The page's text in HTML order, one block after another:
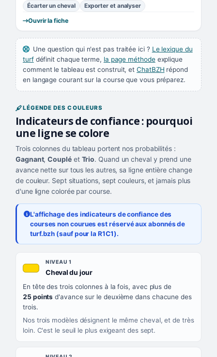
Écarter un cheval
Exporter et analyser
Ouvrir la fiche
Une question qui n'est pas traitée ici ? Le lexique du
turfdéfinit chaque terme, la page méthodeexplique
comment le tableau est construit, etChatBZH répond
en langage courant sur la course que vous préparez.
LÉGENDE DES COULEURS
Indicateurs de confiance : pourquoi
une ligne se colore
Trois colonnes du tableau portent nos probabilités :
Gagnant,Coupléet Trio. Quand un cheval y prend une
avance nette sur tous les autres, sa ligne entière change
de couleur. Sept situations, sept couleurs, et jamais plus
d'une ligne colorée par course.
L'affichage des indicateurs de confiance des
courses non courues est réservé aux abonnés de
turf.bzh (sauf pour la R1C1).
QUAND LA LIGNE PREND CETTE COULEUR
CE QUE CELA VOUS DIT
NIVEAU 1
Cheval du jour, couleur jaune or
En tête des trois colonnes à la fois, avec plus de
25 points d'avance sur le deuxième dans chacune des
trois.
Nos trois modèles désignent le même cheval, et de très
loin. C'est le seuil le plus exigeant des sept.